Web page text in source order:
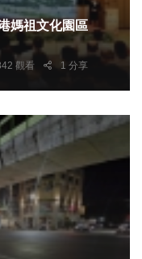
媽祖文化園區
觀看 1 分享